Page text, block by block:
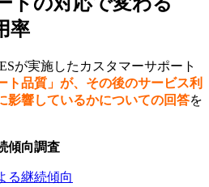
率
が実施したカスタマーサポート
ト品質」が、その後のサービス利
影響しているかについての回答を
傾向調査